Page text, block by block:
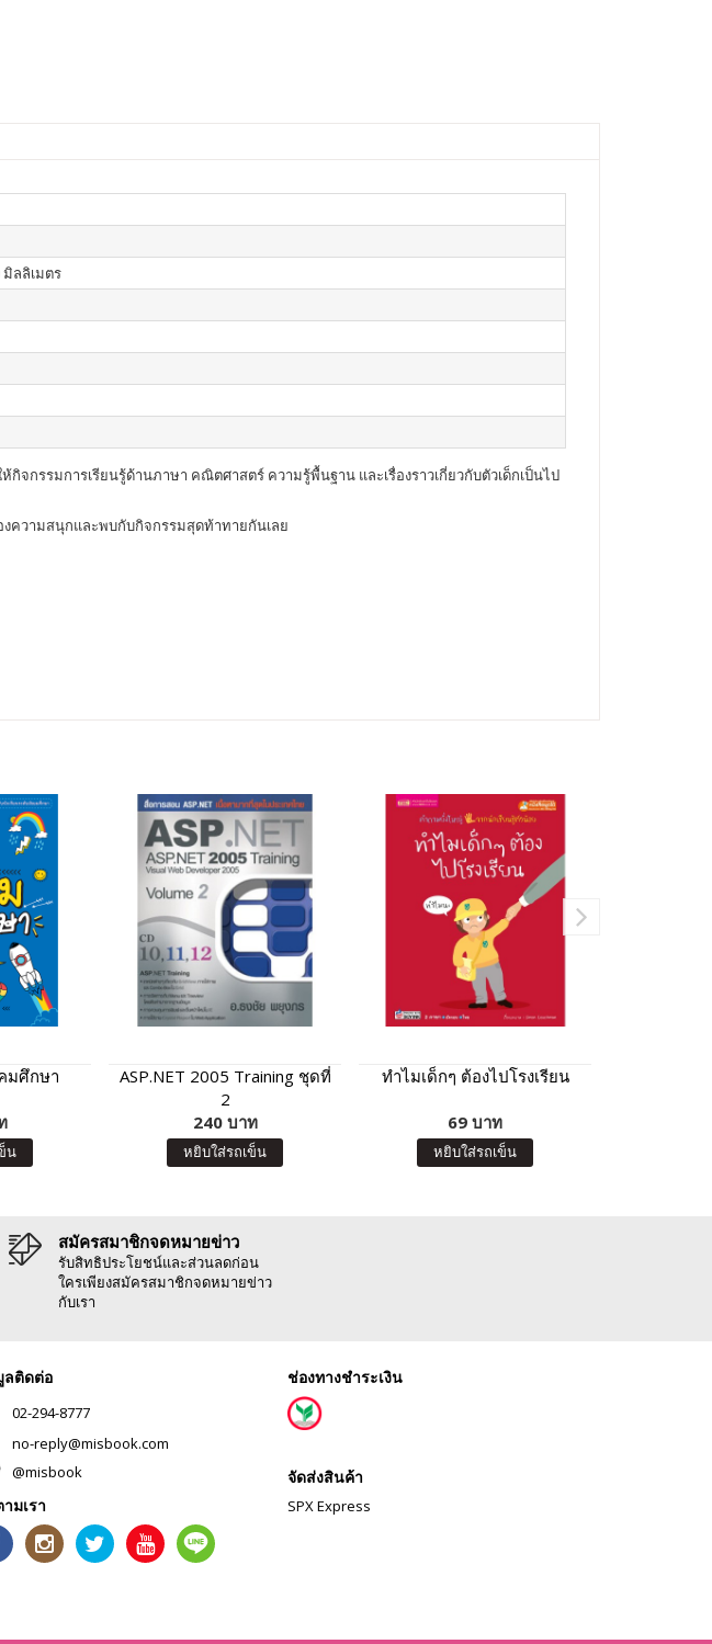
มิลลิเมตร
กรรมการเรียนรู้ด้านภาษา คณิตศาสตร์ ความรู้พื้นฐาน และเรื่องราวเกี่ยวกับตัวเด็กเป็นไป
งความสนุกและพบกับกิจกรรมสุดท้าทายกันเลย
มศึกษา
น
ASP.NET 2005 Training ชุดที่
2
240 บาท
หยิบใส่รถเข็น
ทำไมเด็กๆ ต้องไปโรงเรียน
69 บาท
หยิบใส่รถเข็น
สมัครสมาชิกจดหมายข่าว
รับสิทธิประโยชน์และส่วนลดก่อน
ใครเพียงสมัครสมาชิกจดหมายข่าว
กับเรา
ลติดต่อ
02-294-8777
no-reply@misbook.com
@misbook
มเรา
ช่องทางชำระเงิน
จัดส่งสินค้า
SPX Express